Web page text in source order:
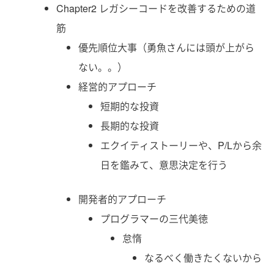
Chapter2 レガシーコードを改善するための道
筋
優先順位大事（勇魚さんには頭が上がら
ない。。）
経営的アプローチ
短期的な投資
長期的な投資
エクイティストーリーや、P/Lから余
日を鑑みて、意思決定を行う
開発者的アプローチ
プログラマーの三代美徳
怠惰
なるべく働きたくないから